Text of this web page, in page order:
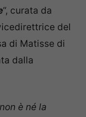
“, curata da
del
di Matisse di
dalla
è né la